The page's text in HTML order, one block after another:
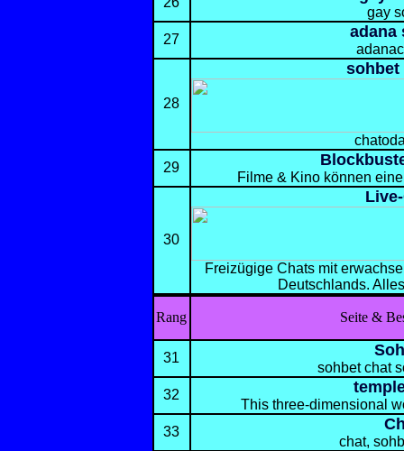
gay
27
adana
28
sohbet
29
Filme & Kino können
30
Freizügige Chats mit
Deutschlands.
Rang Seite &
31
sohbet chat
32
This three-dimensional
33
chat,